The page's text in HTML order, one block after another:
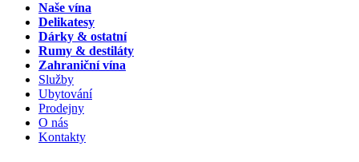
Naše vína
Delikatesy
Dárky & ostatní
Rumy & destiláty
Zahraniční vína
Služby
Ubytování
Prodejny
O nás
Kontakty